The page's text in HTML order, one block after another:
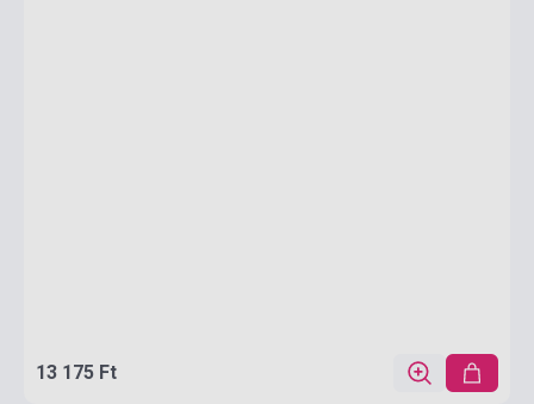
13 175 Ft